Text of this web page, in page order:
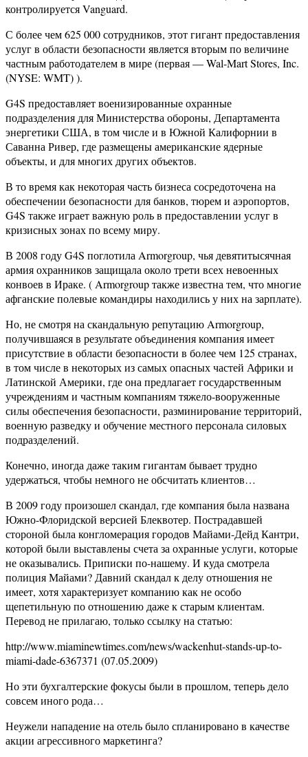
контролируется Vanguard.
С более чем 625 000 сотрудников, этот гигант предоставления
услуг в области безопасности является вторым по величине
частным работодателем в мире (первая — Wal-Mart Stores, Inc.
(NYSE: WMT) ).
G4S предоставляет военизированные охранные
подразделения для Министерства обороны, Департамента
энергетики США, в том числе и в Южной Калифорнии в
Саванна Ривер, где размещены американские ядерные
объекты, и для многих других объектов.
В то время как некоторая часть бизнеса сосредоточена на
обеспечении безопасности для банков, тюрем и аэропортов,
G4S также играет важную роль в предоставлении услуг в
кризисных зонах по всему миру.
В 2008 году G4S поглотила Armorgroup, чья девятитысячная
армия охранников защищала около трети всех невоенных
конвоев в Ираке. ( Armorgroup также известна тем, что многие
афганские полевые командиры находились у них на зарплате).
Но, не смотря на скандальную репутацию Armorgroup,
получившаяся в результате объединения компания имеет
присутствие в области безопасности в более чем 125 странах,
в том числе в некоторых из самых опасных частей Африки и
Латинской Америки, где она предлагает государственным
учреждениям и частным компаниям тяжело-вооруженные
силы обеспечения безопасности, разминирование территорий,
военную разведку и обучение местного персонала силовых
подразделений.
Конечно, иногда даже таким гигантам бывает трудно
удержаться, чтобы немного не обсчитать клиентов…
В 2009 году произошел скандал, где компания была названа
Южно-Флоридской версией Блеквотер. Пострадавшей
стороной была конгломерация городов Майами-Дейд Кантри,
которой были выставлены счета за охранные услуги, которые
не оказывались. Приписки по-нашему. И куда смотрела
полиция Майами? Давний скандал к делу отношения не
имеет, хотя характеризует компанию как не особо
щепетильную по отношению даже к старым клиентам.
Перевод не прилагаю, только ссылку на статью:
http://www.miaminewtimes.com/news/wackenhut-stands-up-to-
miami-dade-6367371 (07.05.2009)
Но эти бухгалтерские фокусы были в прошлом, теперь дело
совсем иного рода…
Неужели нападение на отель было спланировано в качестве
акции агрессивного маркетинга?